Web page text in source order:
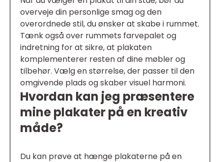
overveje din personlige smag og den
overordnede stil, du ønsker at skabe i rummet.
Tænk også over rummets farvepalet og
indretning for at sikre, at plakaten
komplementerer resten af dine møbler og
tilbehør. Vælg en størrelse, der passer til den
omgivende plads og skaber visuel harmoni.
Hvordan kan jeg præsentere
mine plakater på en kreativ
måde?
Du kan prøve at hænge plakaterne på en